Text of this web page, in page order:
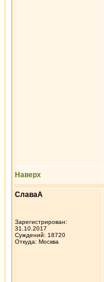
Наверх
СлаваА
Зарегистрирован:
31.10.2017
Суждений: 18720
Откуда: Москва